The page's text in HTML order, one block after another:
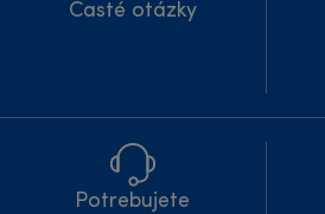
Časté otázky
Potrebujete